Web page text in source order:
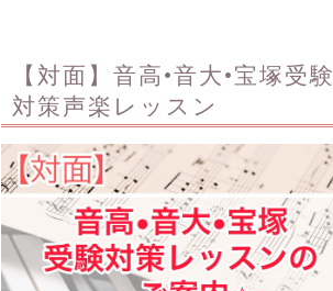
【対面】音高•音大•宝塚受験
対策声楽レッスン